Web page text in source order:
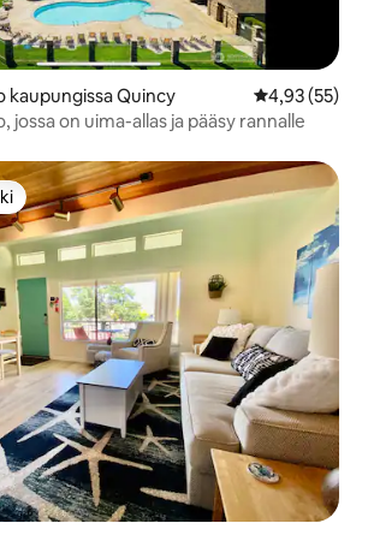
Quincy
4,93 (55)
on uima-allas ja pääsy rannalle